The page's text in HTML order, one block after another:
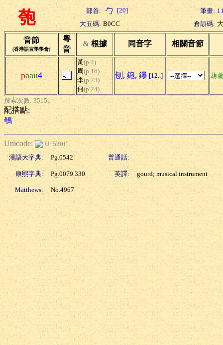
匏 部首: [20] 筆畫:
大五碼: B0CC 倉頡碼:
音節
(香港語言學學會)
粵
音
& 根據 同音字 相關音節
paau4
黃(p.4)
周(p.16)
李(p.73)
何(p.24)
刨, 鉋, 鑤 [12..] 葫
搜索次數: 35151
配搭點:
鴮
Unicode:
U+530F
漢語大字典:
Pg.0542 普通話:
康熙字典: Pg.0079.330 英譯: gourd; musical instrument
Matthews: No.4967